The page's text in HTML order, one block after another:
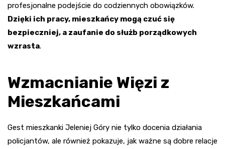
profesjonalne podejście do codziennych obowiązków.
Dzięki ich pracy, mieszkańcy mogą czuć się
bezpieczniej, a zaufanie do służb porządkowych
wzrasta.
Wzmacnianie Więzi z
Mieszkańcami
Gest mieszkanki Jeleniej Góry nie tylko docenia działania
policjantów, ale również pokazuje, jak ważne są dobre relacje